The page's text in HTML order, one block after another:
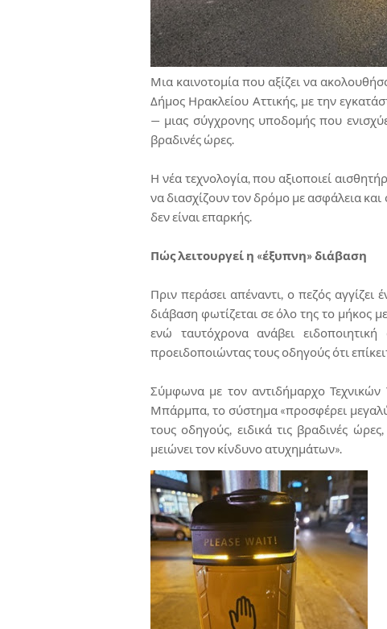
Μια καινοτομία που αξίζει να
Δήμος Ηρακλείου Αττικής, με την
— μιας σύγχρονης υποδομής που
βραδινές ώρες.
Η νέα τεχνολογία, που αξιοποιεί
να διασχίζουν τον δρόμο με ασφάλεια
δεν είναι επαρκής.
Πώς λειτουργεί η «έξυπνη» διάβαση
Πριν περάσει απέναντι, ο πεζός αγγίζει
διάβαση φωτίζεται σε όλο της το μήκος
ενώ ταυτόχρονα ανάβει
προειδοποιώντας τους οδηγούς ότι
Σύμφωνα με τον αντιδήμαρχο
Μπάρμπα, το σύστημα «προσφέρει
τους οδηγούς, ειδικά τις βραδινές
μειώνει τον κίνδυνο ατυχημάτων».